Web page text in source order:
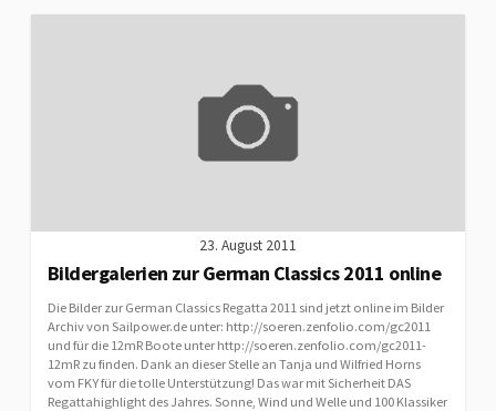
23. August 2011
Bildergalerien zur German Classics 2011 online
Die Bilder zur German Classics Regatta 2011 sind jetzt online im Bilder
Archiv von Sailpower.de unter: http://soeren.zenfolio.com/gc2011
und für die 12mR Boote unter http://soeren.zenfolio.com/gc2011-
12mR zu finden. Dank an dieser Stelle an Tanja und Wilfried Horns
vom FKY für die tolle Unterstützung! Das war mit Sicherheit DAS
Regattahighlight des Jahres. Sonne, Wind und Welle und 100 Klassiker